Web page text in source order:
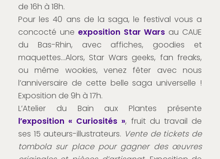
de 16h à 18h.
Pour les 40 ans de la saga, le festival vous a
concocté une exposition Star Wars au CAUE
du Bas-Rhin, avec affiches, goodies et
maquettes…Alors, Star Wars geeks, fan freaks,
ou même wookies, venez fêter avec nous
l’anniversaire de cette belle saga universelle !
Exposition de 9h à 17h.
L’Atelier du Bain aux Plantes présente
l’exposition « Curiosités », fruit du travail de
ses 15 auteurs-illustrateurs. Vente de tickets de
tombola sur place pour gagner des œuvres